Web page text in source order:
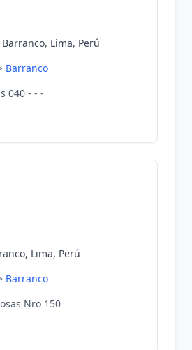
Barranco, Lima, Perú
Barranco
040 - - -
Lima, Perú
Barranco
Nro 150